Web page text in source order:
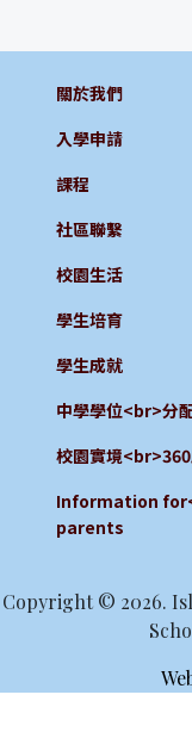
關於我們
入學申請
課程
社區聯繫
校園生活
學生培育
學生成就
中學學位<br>分
校園實境
Information
parents
Copyright © 2026.